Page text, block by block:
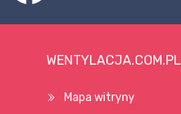
WENTYLACJA.COM.PL
Mapa witryny